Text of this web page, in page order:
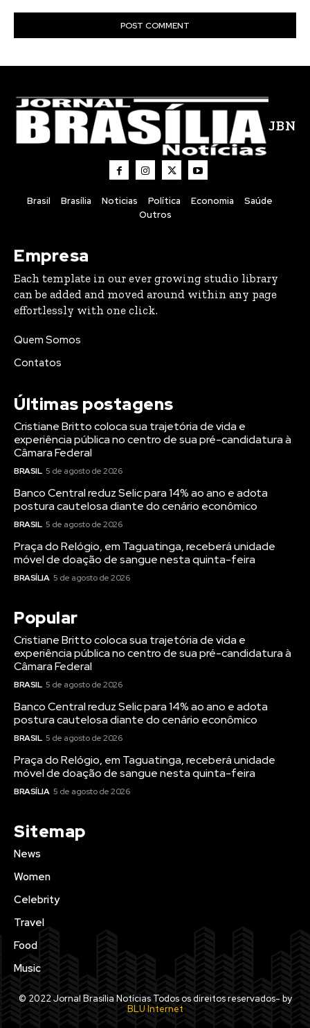
JBN
Brasil Brasília Noticias Política Economia
Saúde
Outros
Empresa
Each template in our ever growing studio library
can be added and moved around within any page
effortlessly with one click.
Quem Somos
Contatos
Últimas postagens
Cristiane Britto coloca sua trajetória de vida e
experiência pública no centro de sua pré-candidatura à
Câmara Federal
BRASIL 5 de agosto de 2026
Banco Central reduz Selic para 14% ao ano e adota
postura cautelosa diante do cenário econômico
BRASIL 5 de agosto de 2026
Praça do Relógio, em Taguatinga, receberá unidade
móvel de doação de sangue nesta quinta-feira
BRASÍLIA 5 de agosto de 2026
Popular
Cristiane Britto coloca sua trajetória de vida e
experiência pública no centro de sua pré-candidatura à
Câmara Federal
BRASIL 5 de agosto de 2026
Banco Central reduz Selic para 14% ao ano e adota
postura cautelosa diante do cenário econômico
BRASIL 5 de agosto de 2026
Praça do Relógio, em Taguatinga, receberá unidade
móvel de doação de sangue nesta quinta-feira
BRASÍLIA 5 de agosto de 2026
Sitemap
News
Women
Celebrity
Travel
Food
Music
© 2022 Jornal Brasília Notícias Todos os direitos reservados- by
BLU Internet